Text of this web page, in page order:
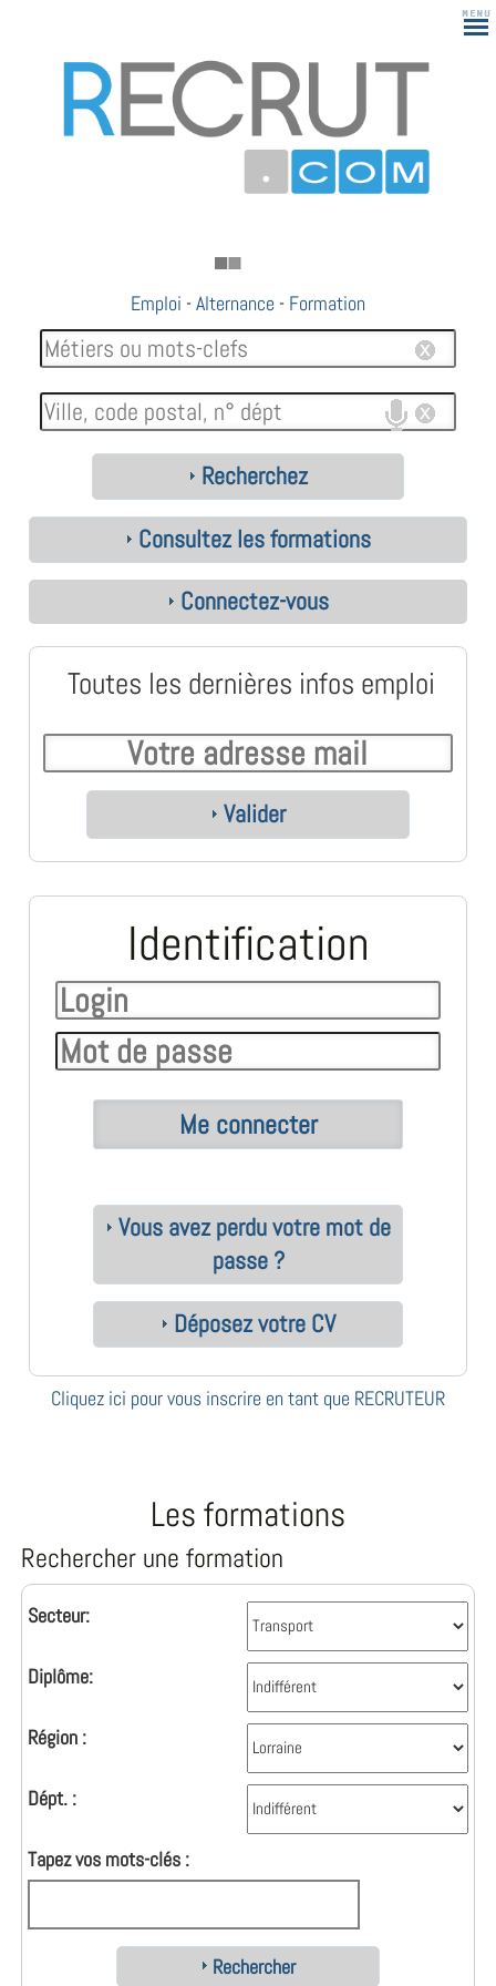
Emploi -Alternance - Formation
Recherchez
Consultez les formations
Connectez-vous
Toutes les dernières infos emploi
Valider
Identification
Vous avez perdu votre mot de
passe ?
Déposez votre CV
Cliquez ici pour vous inscrire en tant que RECRUTEUR
Les formations
Rechercher une formation
Secteur:
Diplôme:
Région :
Dépt. :
Tapez vos mots-clés :
Rechercher